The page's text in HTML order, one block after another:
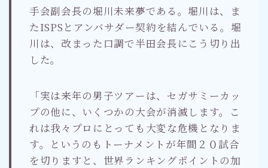
手会副会長の堀川未来夢である。堀川は、ま
たISPSとアンバサダー契約を結んでいる。堀
川は、改まった口調で半田会長にこう切り出
した。
「実は来年の男子ツアーは、セガサミーカッ
プの他に、いくつかの大会が消滅します。こ
れは我々プロにとっても大変な危機となりま
す。というのもトーナメントが年間２０試合
を切りますと、世界ランキングポイントの加